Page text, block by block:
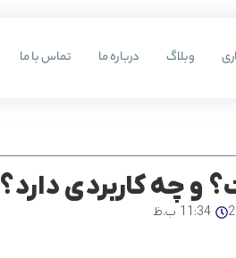
وبلاگ درباره ما تماس با ما
چه کاربردی دارد؟
11:34 ب.ظ